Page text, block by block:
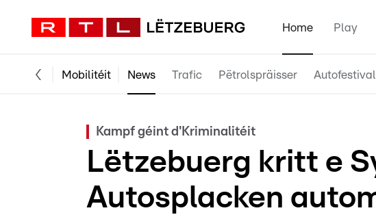
Home Play
Mobilitéit News Trafic Pëtrolspräisser Autofestival
Kampf géint d'Kriminalitéit
Lëtzebuerg kritt e
Autosplacken